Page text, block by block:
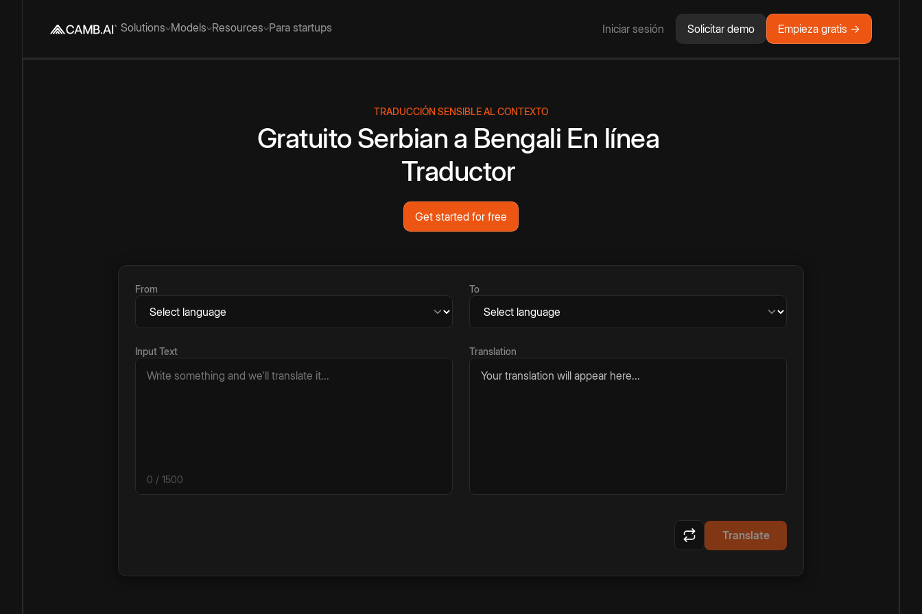
Solutions Models Resources Para startups Iniciar sesión Solicitar demo Empieza gratis →
TRADUCCIÓN SENSIBLE AL CONTEXTO
Gratuito Serbian a Bengali En línea
Traductor
Get started for free
From To
Input Text
0 / 1500
Translation
Your translation will appear here...
Translate